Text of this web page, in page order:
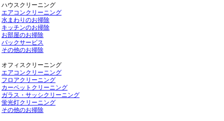
ハウスクリーニング
エアコンクリーニング
水まわりのお掃除
キッチンのお掃除
お部屋のお掃除
パックサービス
その他のお掃除
オフィスクリーニング
エアコンクリーニング
フロアクリーニング
カーペットクリーニング
ガラス・サッシクリーニング
蛍光灯クリーニング
その他のお掃除